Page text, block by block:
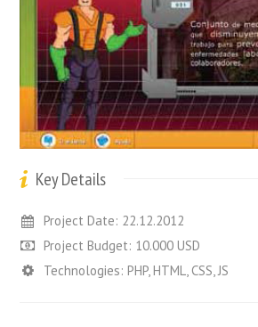
Key Details
Project Date: 22.12.2012
Project Budget: 10.000 USD
Technologies: PHP, HTML, CSS, JS